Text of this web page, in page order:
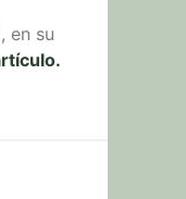
en su